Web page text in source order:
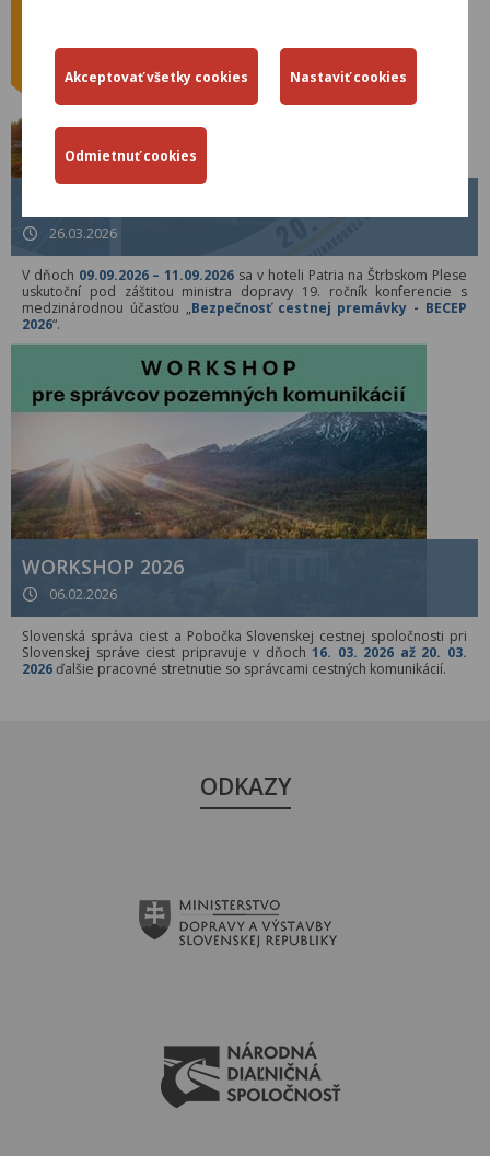
26.03.2026
V dňoch 09.09.2026 – 11.09.2026 sa v hoteli Patria na Štrbskom Plese
uskutoční pod záštitou ministra dopravy 19. ročník konferencie s
medzinárodnou účasťou „Bezpečnosť cestnej premávky - BECEP
2026“.
WORKSHOP 2026
06.02.2026
Slovenská správa ciest a Pobočka Slovenskej cestnej spoločnosti pri
Slovenskej správe ciest pripravuje v dňoch16. 03. 2026 až 20. 03.
2026ďalšie pracovné stretnutie so správcami cestných komunikácií.
ODKAZY